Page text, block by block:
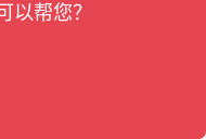
以帮您？